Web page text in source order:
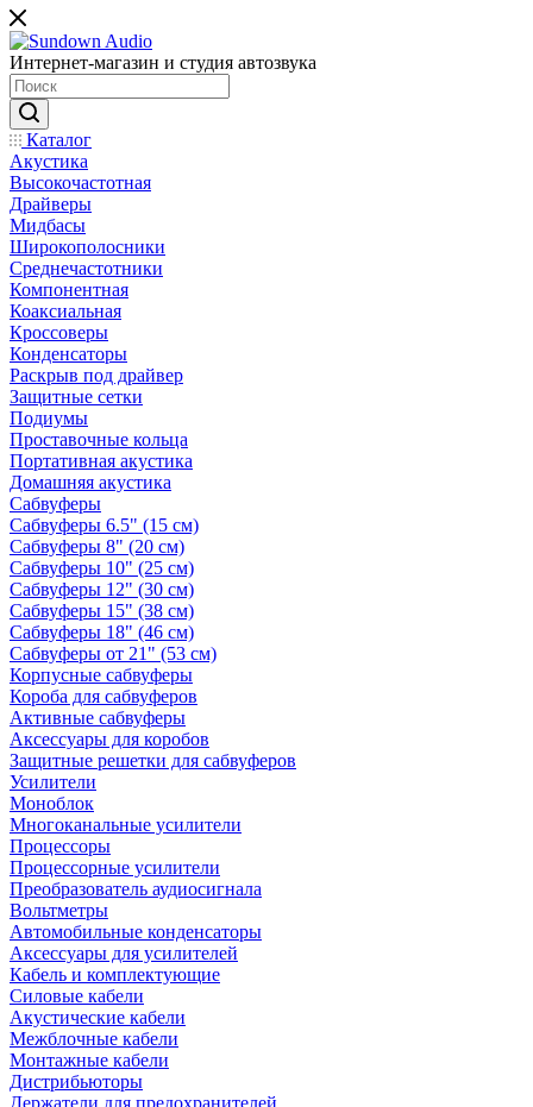
Интернет-магазин и студия автозвука
Каталог
Акустика
Высокочастотная
Драйверы
Мидбасы
Широкополосники
Среднечастотники
Компонентная
Коаксиальная
Кроссоверы
Конденсаторы
Раскрыв под драйвер
Защитные сетки
Подиумы
Проставочные кольца
Портативная акустика
Домашняя акустика
Сабвуферы
Сабвуферы 6.5" (15 см)
Сабвуферы 8" (20 см)
Сабвуферы 10" (25 см)
Сабвуферы 12" (30 см)
Сабвуферы 15" (38 см)
Сабвуферы 18" (46 см)
Сабвуферы от 21" (53 см)
Корпусные сабвуферы
Короба для сабвуферов
Активные сабвуферы
Аксессуары для коробов
Защитные решетки для сабвуферов
Усилители
Моноблок
Многоканальные усилители
Процессоры
Процессорные усилители
Преобразователь аудиосигнала
Вольтметры
Автомобильные конденсаторы
Аксессуары для усилителей
Кабель и комплектующие
Силовые кабели
Акустические кабели
Межблочные кабели
Монтажные кабели
Дистрибьюторы
Держатели для предохранителей